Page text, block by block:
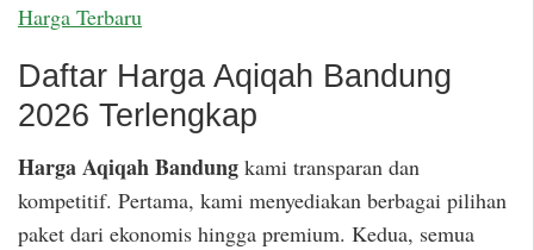
Harga Terbaru
Daftar Harga Aqiqah Bandung
2026 Terlengkap
Harga Aqiqah Bandung kami transparan dan
kompetitif. Pertama, kami menyediakan berbagai pilihan
paket dari ekonomis hingga premium. Kedua, semua